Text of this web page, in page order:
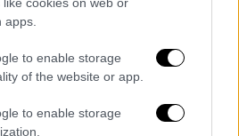
to enable storage
of the website or app.
to enable storage
Στο ΠΑΣΟΚ όλοι
προς τον ΣΥΡΙΖΑ και τη
επικεφαλής των
συνομιλεί